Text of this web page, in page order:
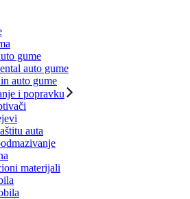
gume
auto gume
auto gume
i popravku
auta
materijali